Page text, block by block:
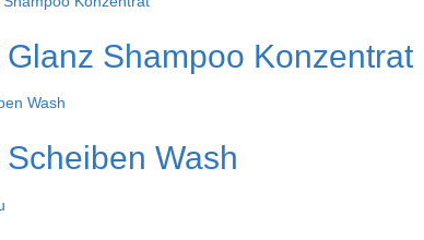
Glanz Shampoo Konzentrat
Wash